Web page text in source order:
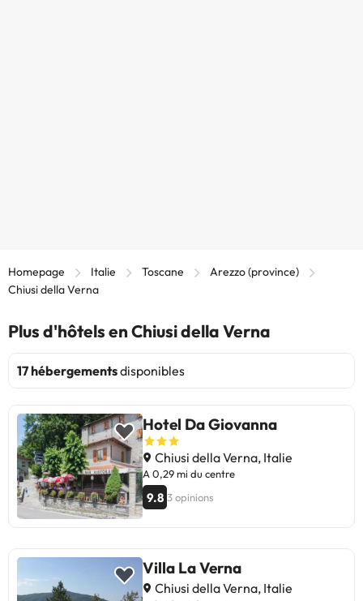
Homepage Italie Toscane
Arezzo (province)
Chiusi della Verna
Plus d'hôtels en Chiusi della Verna
17 hébergementsdisponibles
Hotel Da Giovanna
Chiusi della Verna, Italie
A 0,29 mi du centre
9.8 3 opinions
Villa La Verna
Chiusi della Verna, Italie